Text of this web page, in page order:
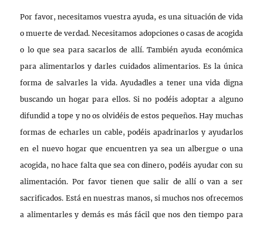
Por favor, necesitamos vuestra ayuda, es una situación de vida
o muerte de verdad. Necesitamos adopciones o casas de acogida
o lo que sea para sacarlos de allí. También ayuda económica
para alimentarlos y darles cuidados alimentarios. Es la única
forma de salvarles la vida. Ayudadles a tener una vida digna
buscando un hogar para ellos. Si no podéis adoptar a alguno
difundid a tope y no os olvidéis de estos pequeños. Hay muchas
formas de echarles un cable, podéis apadrinarlos y ayudarlos
en el nuevo hogar que encuentren ya sea un albergue o una
acogida, no hace falta que sea con dinero, podéis ayudar con su
alimentación. Por favor tienen que salir de allí o van a ser
sacrificados. Está en nuestras manos, si muchos nos ofrecemos
a alimentarles y demás es más fácil que nos den tiempo para